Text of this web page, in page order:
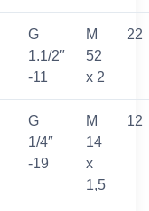
G
1.1/2″
-11
M
52
x 2
22
G
1/4″
-19
M
14
x
1,5
12